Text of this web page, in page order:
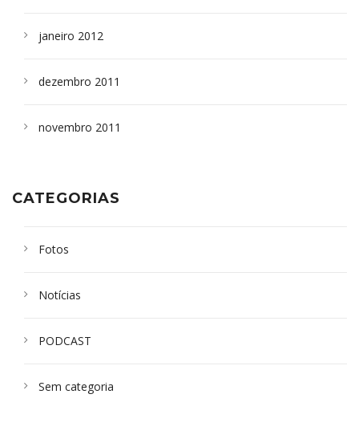
janeiro 2012
dezembro 2011
novembro 2011
CATEGORIAS
Fotos
Notícias
PODCAST
Sem categoria